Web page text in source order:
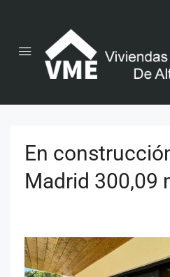
En
Madrid 300,09